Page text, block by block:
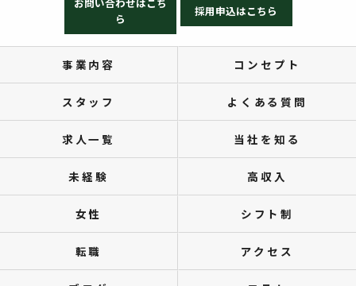
ら
採用申込はこちら
事業内容 コンセプト
スタッフ よくある質問
求人一覧 当社を知る
未経験 高収入
女性 シフト制
転職 アクセス